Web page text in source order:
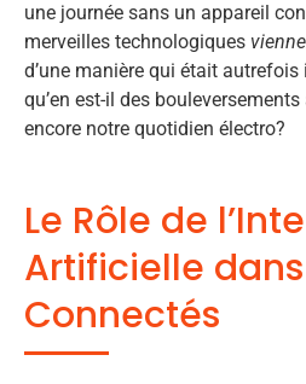
une journée sans un appareil
merveilles technologiques
d’une manière qui était
qu’en est-il des
encore notre quotidien électro?
Le Rôle de
Artificielle
Connectés